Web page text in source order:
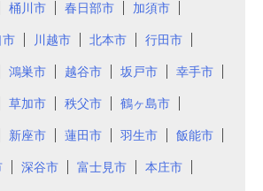
桶川市 春日部市 加須市
市 川越市 北本市 行田市
鴻巣市 越谷市 坂戸市 幸手市
草加市 秩父市 鶴ヶ島市
新座市 蓮田市 羽生市 飯能市
深谷市 富士見市 本庄市